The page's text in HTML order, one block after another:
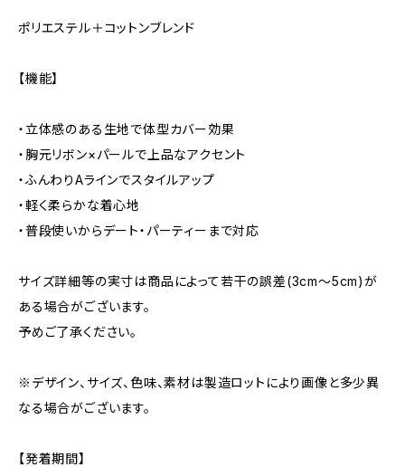
ポリエステル＋コットンブレンド
【機能】
・立体感のある生地で体型カバー効果
・胸元リボン×パールで上品なアクセント
・ふんわりAラインでスタイルアップ
・軽く柔らかな着心地
・普段使いからデート・パーティーまで対応
サイズ詳細等の実寸は商品によって若干の誤差(3cm〜5cm)が
ある場合がございます。
予めご了承ください。
※デザイン、サイズ、色味、素材は製造ロットにより画像と多少異
なる場合がございます。
【発着期間】